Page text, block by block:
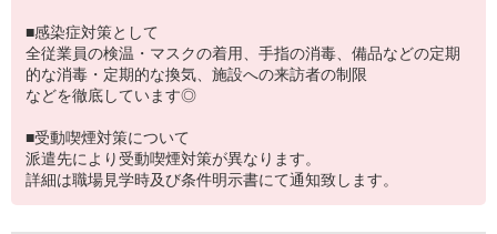
■感染症対策として
全従業員の検温・マスクの着用、手指の消毒、備品などの定期
的な消毒・定期的な換気、施設への来訪者の制限
などを徹底しています◎
■受動喫煙対策について
派遣先により受動喫煙対策が異なります。
詳細は職場見学時及び条件明示書にて通知致します。